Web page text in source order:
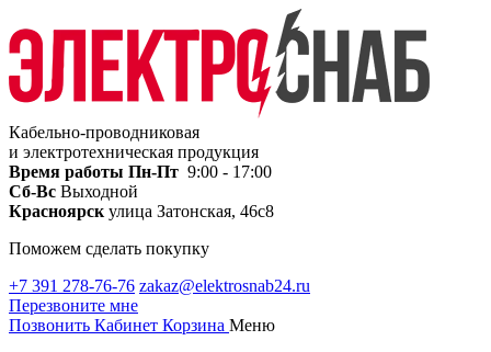
Кабельно-проводниковая
и электротехническая продукция
Время работы Пн-Пт 9:00 - 17:00
Сб-Вс Выходной
Красноярск улица Затонская, 46с8
Поможем сделать покупку
+7 391 278-76-76 zakaz@elektrosnab24.ru
Перезвоните мне
Позвонить Кабинет Корзина Меню